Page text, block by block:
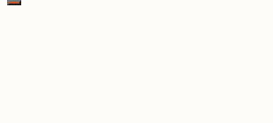
Schließen